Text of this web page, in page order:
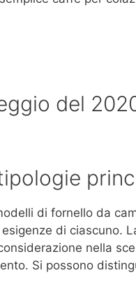
del
di fornello da
di ciascuno.
nella
Si possono